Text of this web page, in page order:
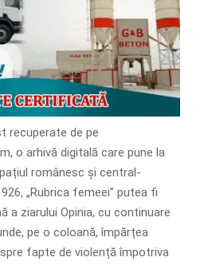
recuperate de pe
o arhivă digitală care pune la
românesc și central-
„Rubrica femeei” putea fi
a ziarului Opinia, cu continuare
pe o coloană, împărțea
fapte de violență împotriva